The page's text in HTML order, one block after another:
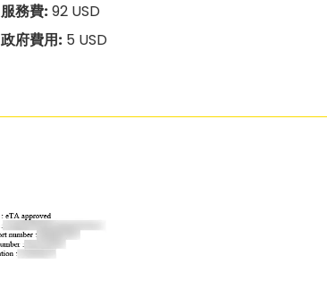
服務費:92 USD
政府費用: 5 USD